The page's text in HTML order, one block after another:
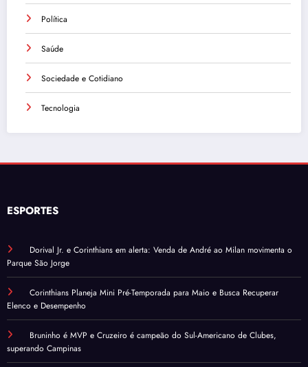
Política
Saúde
Sociedade e Cotidiano
Tecnologia
ESPORTES
Dorival Jr. e Corinthians em alerta: Venda de André ao Milan movimenta o
Parque São Jorge
Corinthians Planeja Mini Pré-Temporada para Maio e Busca Recuperar
Elenco e Desempenho
Bruninho é MVP e Cruzeiro é campeão do Sul-Americano de Clubes,
superando Campinas